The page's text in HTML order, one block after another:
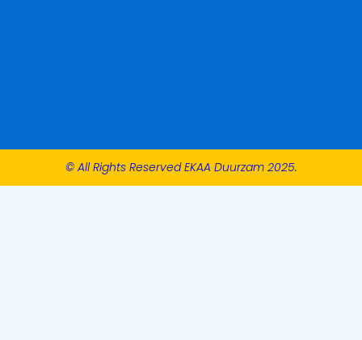
© All Rights Reserved EKAA Duurzam 2025.